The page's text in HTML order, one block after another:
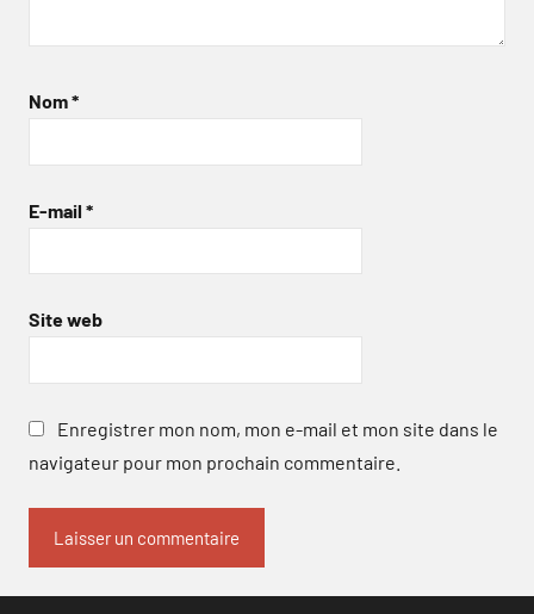
Nom*
E-mail *
Site web
Enregistrer mon nom, mon e-mail et mon site dans le
navigateur pour mon prochain commentaire.